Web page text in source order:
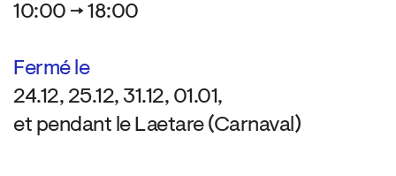
10:00 → 18:00
Fermé le
24.12, 25.12, 31.12, 01.01,
et pendant le Laetare (Carnaval)